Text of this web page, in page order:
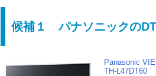
候補１ パナソニックの
Panasonic
TH-L47DT60